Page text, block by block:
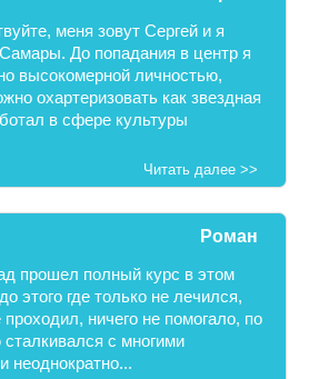
меня зовут Сергей и я
Самары. До попадания в центр я
высокомерной личностью,
охартеризовать как звездная
в сфере культуры
Читать далее >>
Роман
прошел полный курс в этом
этого где только не лечился,
проходил, ничего не помогало, по
с многими
неоднократно...